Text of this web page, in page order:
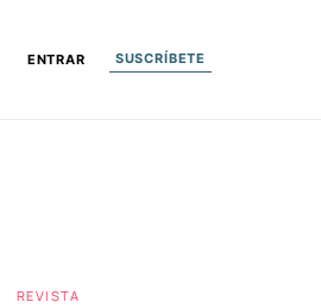
ENTRAR SUSCRÍBETE
REVISTA